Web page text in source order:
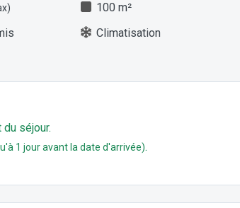
100 m²
Climatisation
séjour.
1 jour avant la date d'arrivée).